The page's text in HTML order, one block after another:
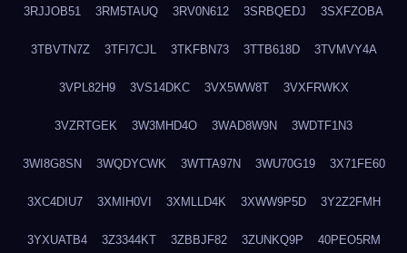
3RJJOB51 3RM5TAUQ 3RV0N612 3SRBQEDJ 3SXFZOBA
3TBVTN7Z 3TFI7CJL 3TKFBN73 3TTB618D 3TVMVY4A
3VPL82H9 3VS14DKC 3VX5WW8T 3VXFRWKX
3VZRTGEK 3W3MHD4O 3WAD8W9N 3WDTF1N3
3WI8G8SN 3WQDYCWK 3WTTA97N 3WU70G19 3X71FE60
3XC4DIU7 3XMIH0VI 3XMLLD4K 3XWW9P5D 3Y2Z2FMH
3YXUATB4 3Z3344KT 3ZBBJF82 3ZUNKQ9P 40PEO5RM